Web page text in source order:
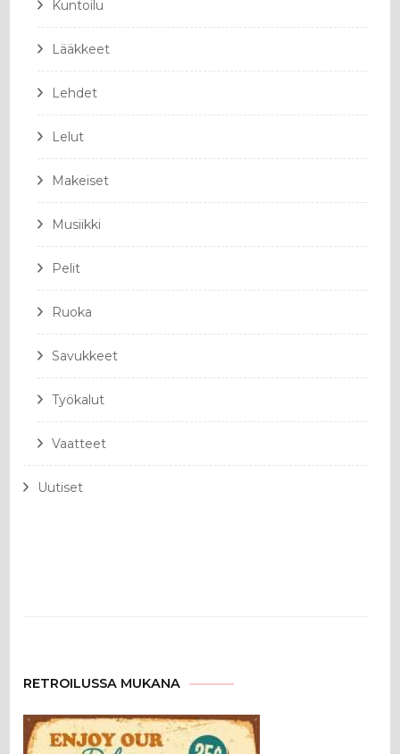
Kuntoilu
Lääkkeet
Lehdet
Lelut
Makeiset
Musiikki
Pelit
Ruoka
Savukkeet
Työkalut
Vaatteet
Uutiset
RETROILUSSA MUKANA